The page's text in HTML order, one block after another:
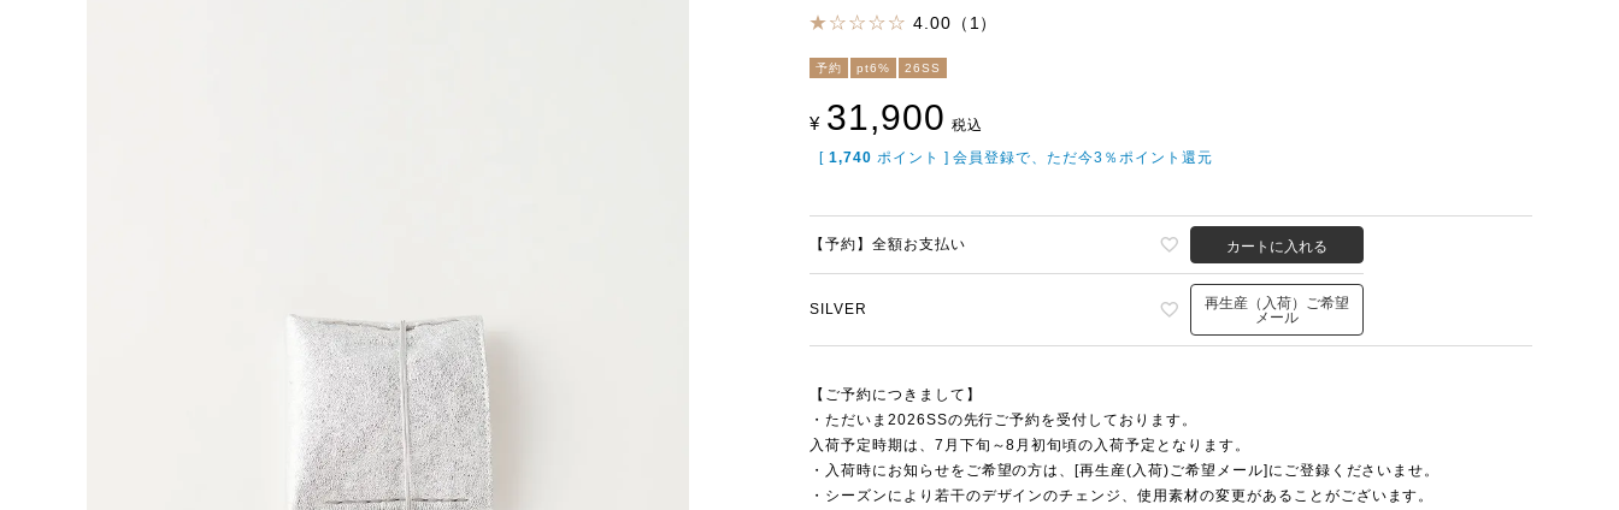
4.00（1）
予約 pt6% 26SS
¥ 31,900 税込
[ 1,740 ポイント ] 会員登録で、ただ今3％ポイント還元
【予約】全額お支払い カートに入れる
SILVER
再生産（入荷）ご希望
メール
【ご予約につきまして】
・ただいま2026SSの先行ご予約を受付しております。
入荷予定時期は、7月下旬～8月初旬頃の入荷予定となります。
・入荷時にお知らせをご希望の方は、[再生産(入荷)ご希望メール]にご登録くださいませ。
・シーズンにより若干のデザインのチェンジ、使用素材の変更があることがございます。